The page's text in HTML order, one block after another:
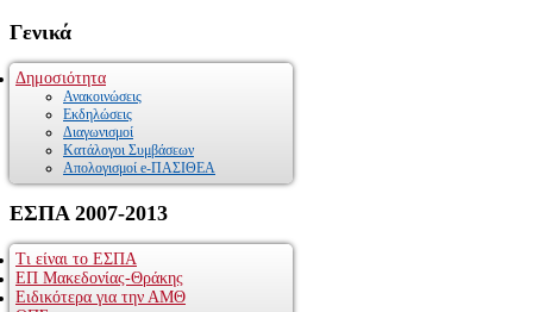
Γενικά
Δημοσιότητα
Ανακοινώσεις
Εκδηλώσεις
Διαγωνισμοί
Κατάλογοι Συμβάσεων
Απολογισμοί e-ΠΑΣΙΘΕΑ
ΕΣΠΑ 2007-2013
Τι είναι το ΕΣΠΑ
ΕΠ Μακεδονίας-Θράκης
Το Επιχειρησιακό Πρόγραμμα
Ειδικότερα για την ΑΜΘ